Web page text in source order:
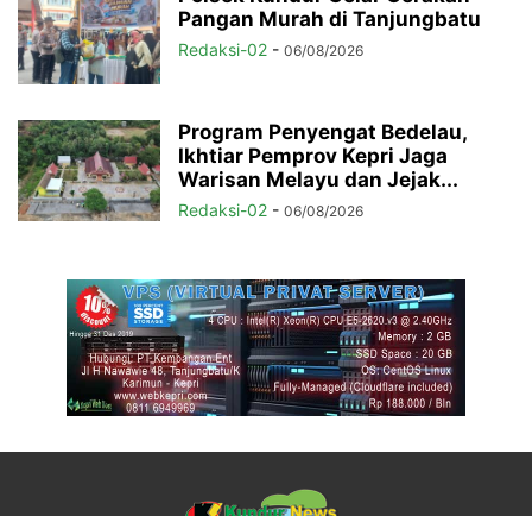
Pangan Murah di Tanjungbatu
Redaksi-02 - 06/08/2026
Program Penyengat Bedelau,
Ikhtiar Pemprov Kepri Jaga
Warisan Melayu dan Jejak...
Redaksi-02 - 06/08/2026